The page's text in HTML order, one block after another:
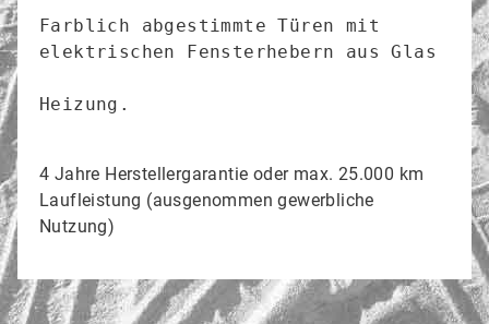
Farblich abgestimmte Türen mit
elektrischen Fensterhebern aus Glas
Heizung.
4 Jahre Herstellergarantie oder max. 25.000 km
Laufleistung (ausgenommen gewerbliche
Nutzung)